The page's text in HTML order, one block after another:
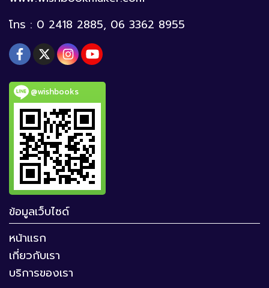
โทร : 0 2418 2885, 06 3362 8955
@wishbooks
ข้อมูลเว็บไซด์
หน้าแรก
เกี่ยวกับเรา
บริการของเรา